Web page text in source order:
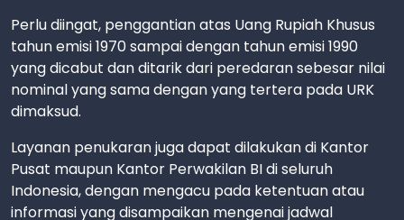
Perlu diingat, penggantian atas Uang Rupiah Khusus
tahun emisi 1970 sampai dengan tahun emisi 1990
yang dicabut dan ditarik dari peredaran sebesar nilai
nominal yang sama dengan yang tertera pada URK
dimaksud.
Layanan penukaran juga dapat dilakukan di Kantor
Pusat maupun Kantor Perwakilan BI di seluruh
Indonesia, dengan mengacu pada ketentuan atau
informasi yang disampaikan mengenai jadwal